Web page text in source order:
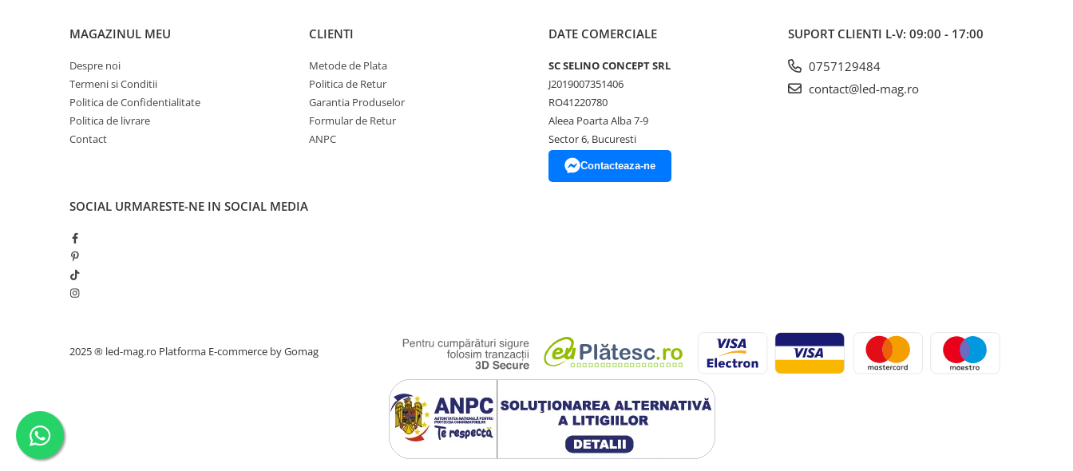
Telecomanda: Nu
MAGAZINUL MEU
Despre noi
Termeni si Conditii
Politica de Confidentialitate
Politica de livrare
Contact
CLIENTI
Metode de Plata
Politica de Retur
Garantia Produselor
Formular de Retur
ANPC
DATE COMERCIALE
SC SELINO CONCEPT SRL
J2019007351406
RO41220780
Aleea Poarta Alba 7-9
Sector 6, Bucuresti
Contacteaza-ne
SUPORT CLIENTI L-V: 09:00 - 17:00
0757129484
contact@led-mag.ro
SOCIAL URMARESTE-NE IN SOCIAL MEDIA
2025 ® led-mag.ro Platforma E-commerce by Gomag